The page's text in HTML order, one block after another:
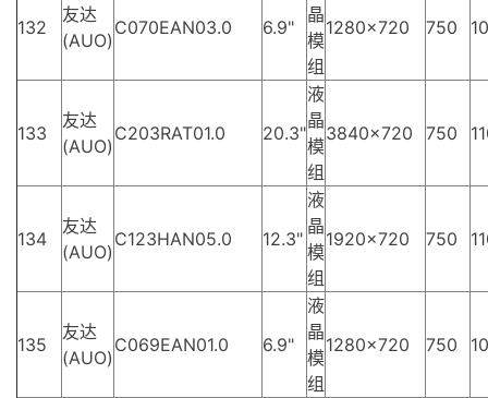
132
友达
(AUO)
C070EAN03.0 6.9"
晶
模
组
1280×720 750
133
友达
(AUO)
C203RAT01.0 20.3"
液
晶
模
组
3840×720 750
134
友达
(AUO)
C123HAN05.0 12.3"
液
晶
模
组
1920×720 750
135
友达
(AUO)
C069EAN01.0 6.9"
液
晶
模
组
1280×720 750